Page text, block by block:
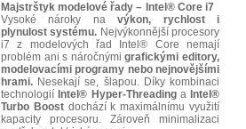
Majstrštyk modelové řady – Intel® Core i7
Vysoké nároky navýkon, rychlost i
plynulost systému. Nejvýkonnější procesory
i7 z modelových řad Intel® Core nemají
problém ani s náročnýmigrafickými editory,
modelovacími programy nebo nejnovějšími
hrami. Nesekají se, šlapou. Díky kombinaci
technologií Intel® Hyper-Threadinga Intel®
Turbo Boostdochází k maximálnímu využití
kapacity procesoru. Zároveň minimalizaci